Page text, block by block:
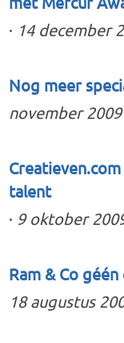
· 14 december
Nog meer
november 2009
talent
· 9 oktober
Ram & Co
18 augustus